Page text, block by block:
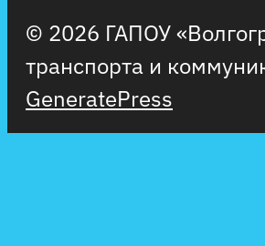
© 2026 ГАПОУ
транспорта и
GeneratePress